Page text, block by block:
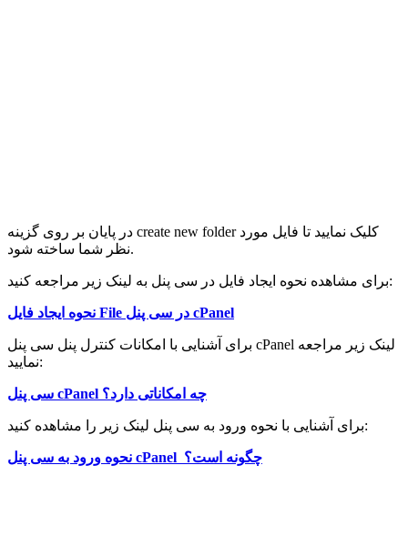
در پایان بر روی گزینه create new folder کلیک نمایید تا فایل مورد
نظر شما ساخته شود.
برای مشاهده نحوه ایجاد فایل در سی پنل به لینک زیر مراجعه کنید:
نحوه ایجاد فایل File در سی پنل cPanel
برای آشنایی با امکانات کنترل پنل سی پنل cPanel لینک زیر مراجعه
نمایید:
سی پنل cPanel چه امکاناتی دارد؟
برای آشنایی با نحوه ورود به سی پنل لینک زیر را مشاهده کنید:
نحوه ورود به سی پنل cPanel چگونه است؟